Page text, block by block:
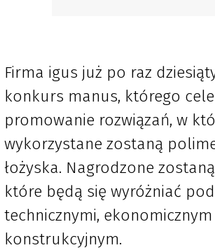
Firma igus już po raz
konkurs manus, którego
promowanie rozwiązań, w
wykorzystane zostaną
łożyska. Nagrodzone
które będą się wyróżniać
technicznymi,
konstrukcyjnym.